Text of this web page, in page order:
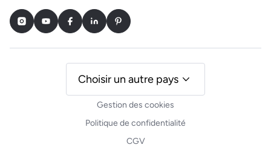
Fermé actuellement
RUE JACQUELINE AURIOL, ZI LE BOIS DE PLANTE
InstagramYoutubeFacebookLinkedInPinterest
Gestion des cookies
Politique de confidentialité
CGV
Choisir un autre pays